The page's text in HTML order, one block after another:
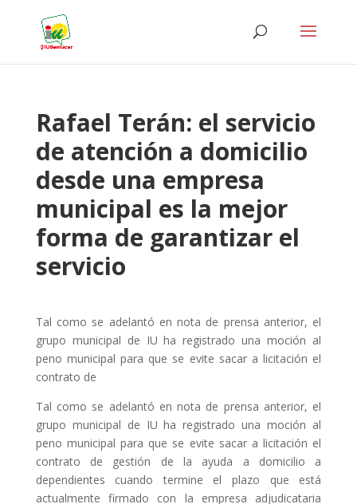
Rafael Terán: el servicio
de atención a domicilio
desde una empresa
municipal es la mejor
forma de garantizar el
servicio
Tal como se adelantó en nota de prensa anterior, el
grupo municipal de IU ha registrado una moción al
peno municipal para que se evite sacar a licitación el
contrato de
Tal como se adelantó en nota de prensa anterior, el
grupo municipal de IU ha registrado una moción al
peno municipal para que se evite sacar a licitación el
contrato de gestión de la ayuda a domicilio a
dependientes cuando termine el plazo que está
actualmente firmado con la empresa adjudicataria